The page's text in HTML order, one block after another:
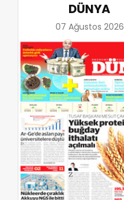
DÜNYA
07 Ağustos 2026